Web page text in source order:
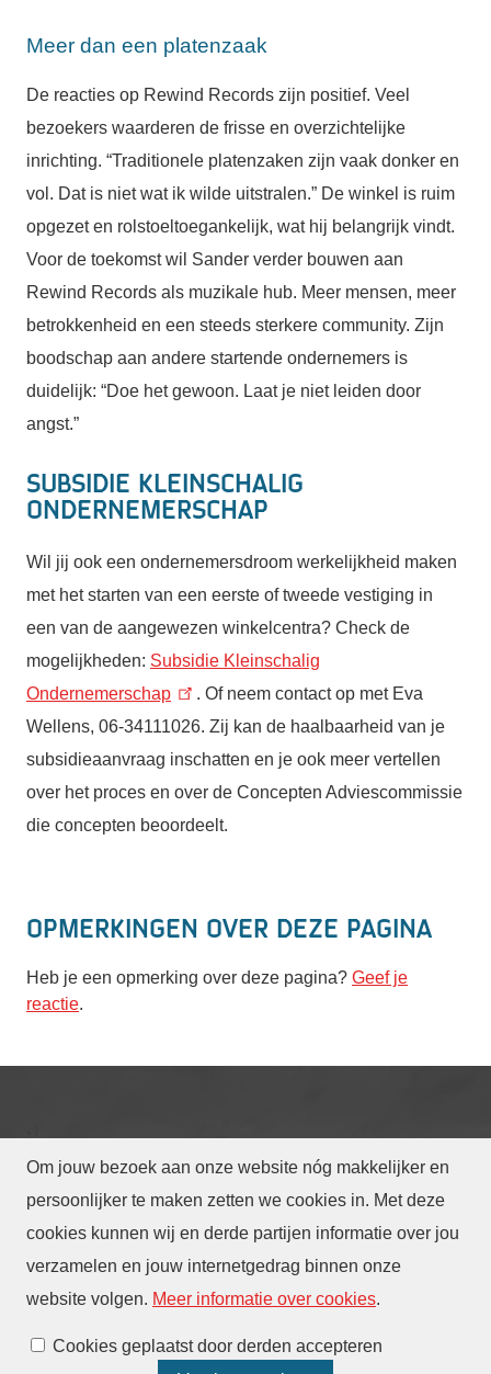
Om jouw bezoek aan onze website nóg makkelijker en
persoonlijker te maken zetten we cookies in. Met deze
cookies kunnen wij en derde partijen informatie over jou
verzamelen en jouw internetgedrag binnen onze
website volgen. Meer informatie over cookies.
Cookies geplaatst door derden accepteren
Meer dan een platenzaak
De reacties op Rewind Records zijn positief. Veel
bezoekers waarderen de frisse en overzichtelijke
inrichting. “Traditionele platenzaken zijn vaak donker en
vol. Dat is niet wat ik wilde uitstralen.” De winkel is ruim
opgezet en rolstoeltoegankelijk, wat hij belangrijk vindt.
Voor de toekomst wil Sander verder bouwen aan
Rewind Records als muzikale hub. Meer mensen, meer
betrokkenheid en een steeds sterkere community. Zijn
boodschap aan andere startende ondernemers is
duidelijk: “Doe het gewoon. Laat je niet leiden door
angst.”
Subsidie Kleinschalig
Ondernemerschap
Wil jij ook een ondernemersdroom werkelijkheid maken
met het starten van een eerste of tweede vestiging in
een van de aangewezen winkelcentra? Check de
mogelijkheden: Subsidie Kleinschalig
Ondernemerschap
. Of neem contact op met Eva
Wellens, 06-34111026. Zij kan de haalbaarheid van je
subsidieaanvraag inschatten en je ook meer vertellen
over het proces en over de Concepten Adviescommissie
die concepten beoordeelt.
Opmerkingen over deze pagina
Heb je een opmerking over deze pagina? Geef je
reactie.
© Gemeente Eindhoven2026
Webarchief
Cookies beheren